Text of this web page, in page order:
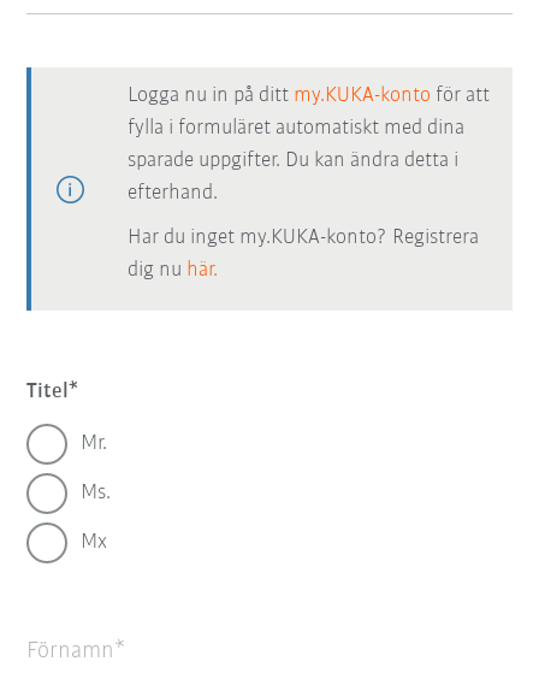
Logga nu in på ditt my.KUKA-konto för att
fylla i formuläret automatiskt med dina
sparade uppgifter. Du kan ändra detta i
efterhand.
Har du inget my.KUKA-konto? Registrera
dig nu här.
Titel
Mr.
Ms.
Mx
Förnamn